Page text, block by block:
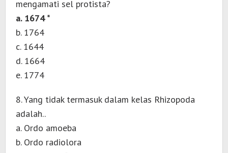
mengamati sel protista?
a. 1674 *
b. 1764
c. 1644
d. 1664
e. 1774
8. Yang tidak termasuk dalam kelas Rhizopoda
adalah..
a. Ordo amoeba
b. Ordo radiolora